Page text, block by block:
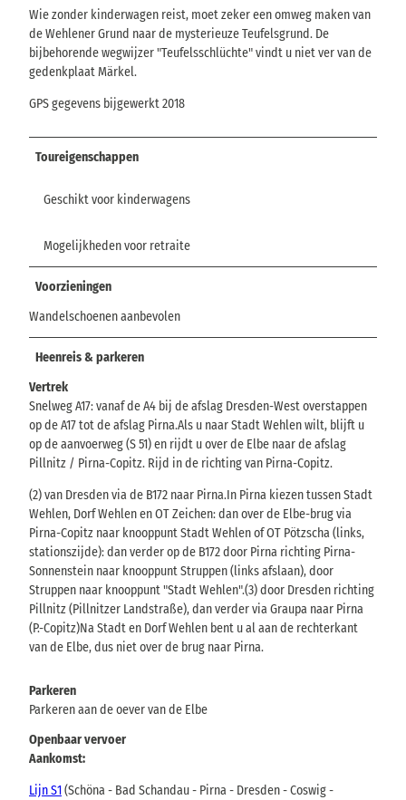
Wie zonder kinderwagen reist, moet zeker een omweg maken van
de Wehlener Grund naar de mysterieuze Teufelsgrund. De
bijbehorende wegwijzer "Teufelsschlüchte" vindt u niet ver van de
gedenkplaat Märkel.
GPS gegevens bijgewerkt 2018
Toureigenschappen
Geschikt voor kinderwagens
Mogelijkheden voor retraite
Voorzieningen
Wandelschoenen aanbevolen
Heenreis & parkeren
Vertrek
Snelweg A17: vanaf de A4 bij de afslag Dresden-West overstappen
op de A17 tot de afslag Pirna.Als u naar Stadt Wehlen wilt, blijft u
op de aanvoerweg (S 51) en rijdt u over de Elbe naar de afslag
Pillnitz / Pirna-Copitz. Rijd in de richting van Pirna-Copitz.
(2) van Dresden via de B172 naar Pirna.In Pirna kiezen tussen Stadt
Wehlen, Dorf Wehlen en OT Zeichen: dan over de Elbe-brug via
Pirna-Copitz naar knooppunt Stadt Wehlen of OT Pötzscha (links,
stationszijde): dan verder op de B172 door Pirna richting Pirna-
Sonnenstein naar knooppunt Struppen (links afslaan), door
Struppen naar knooppunt "Stadt Wehlen".(3) door Dresden richting
Pillnitz (Pillnitzer Landstraße), dan verder via Graupa naar Pirna
(P.-Copitz)Na Stadt en Dorf Wehlen bent u al aan de rechterkant
van de Elbe, dus niet over de brug naar Pirna.
Parkeren
Parkeren aan de oever van de Elbe
Openbaar vervoer
Aankomst:
Lijn S1(Schöna - Bad Schandau - Pirna - Dresden - Coswig -